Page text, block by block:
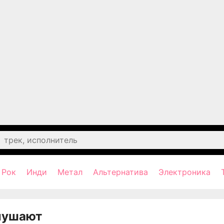
Рок Инди Метал Альтернатива Электроника